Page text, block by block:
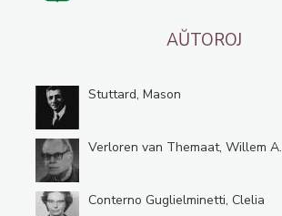
AŬTOROJ
Stuttard, Mason
Verloren van Themaat, Willem A.
Conterno Guglielminetti, Clelia